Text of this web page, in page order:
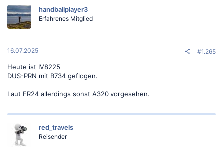
handballplayer3
Erfahrenes Mitglied
16.07.2025 #1.265
Heute ist IV8225
DUS-PRN mit B734 geflogen.
Laut FR24 allerdings sonst A320 vorgesehen.
red_travels
Reisender